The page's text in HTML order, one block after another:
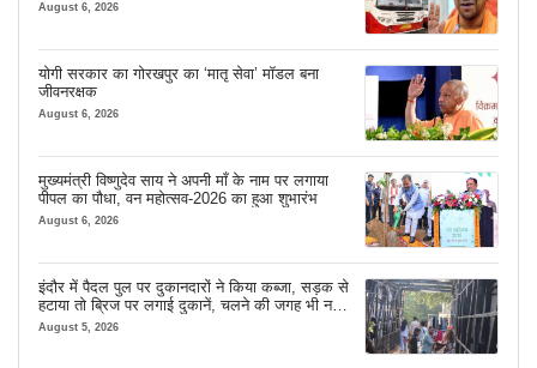
August 6, 2026
योगी सरकार का गोरखपुर का ‘मातृ सेवा’ मॉडल बना
जीवनरक्षक
August 6, 2026
मुख्यमंत्री विष्णुदेव साय ने अपनी माँ के नाम पर लगाया
पीपल का पौधा, वन महोत्सव-2026 का हुआ शुभारंभ
August 6, 2026
इंदौर में पैदल पुल पर दुकानदारों ने किया कब्जा, सड़क से
हटाया तो ब्रिज पर लगाई दुकानें, चलने की जगह भी नहीं
मिल रही
August 5, 2026